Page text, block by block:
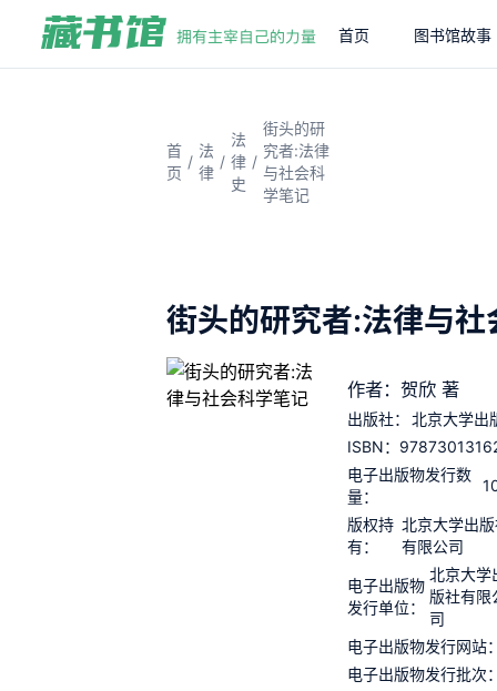
首页 图书馆故事
首
页
/
法
律
/
法
律
史
/
街头的研
究者:法律
与社会科
学笔记
街头的研究者:法律与社
作者：贺欣 著
出版社：
北京大学出
ISBN：
电子出版物发行数
量：
版权持
有：
北京大学出
有限公司
电子出版物
发行单位：
北京大学
版社有限
司
电子出版物发行网站
电子出版物发行批次